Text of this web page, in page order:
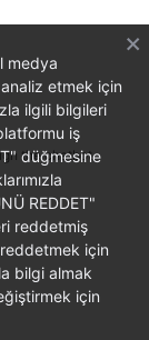
the chatbot.
medya
etmek için
ilgili bilgileri
iş
düğmesine
REDDET"
reddetmiş
için
bilgi almak
için